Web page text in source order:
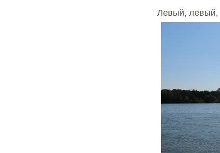
Левый, левый,